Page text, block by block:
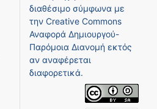
διαθέσιμο σύμφωνα με
την Creative Commons
Αναφορά Δημιουργού-
Παρόμοια Διανομή εκτός
αν αναφέρεται
διαφορετικά.